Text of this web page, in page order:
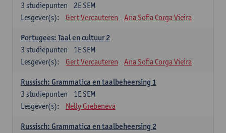
2E SEM
3 studiepunten
Lesgever(s):
Gert Vercauteren Ana Sofia Corga Vieira
Portugees: Taal en cultuur 2
1E SEM
3 studiepunten
Lesgever(s):
Gert Vercauteren Ana Sofia Corga Vieira
Russisch: Grammatica en taalbeheersing 1
1E SEM
3 studiepunten
Lesgever(s):
Nelly Grebeneva
Russisch: Grammatica en taalbeheersing 2